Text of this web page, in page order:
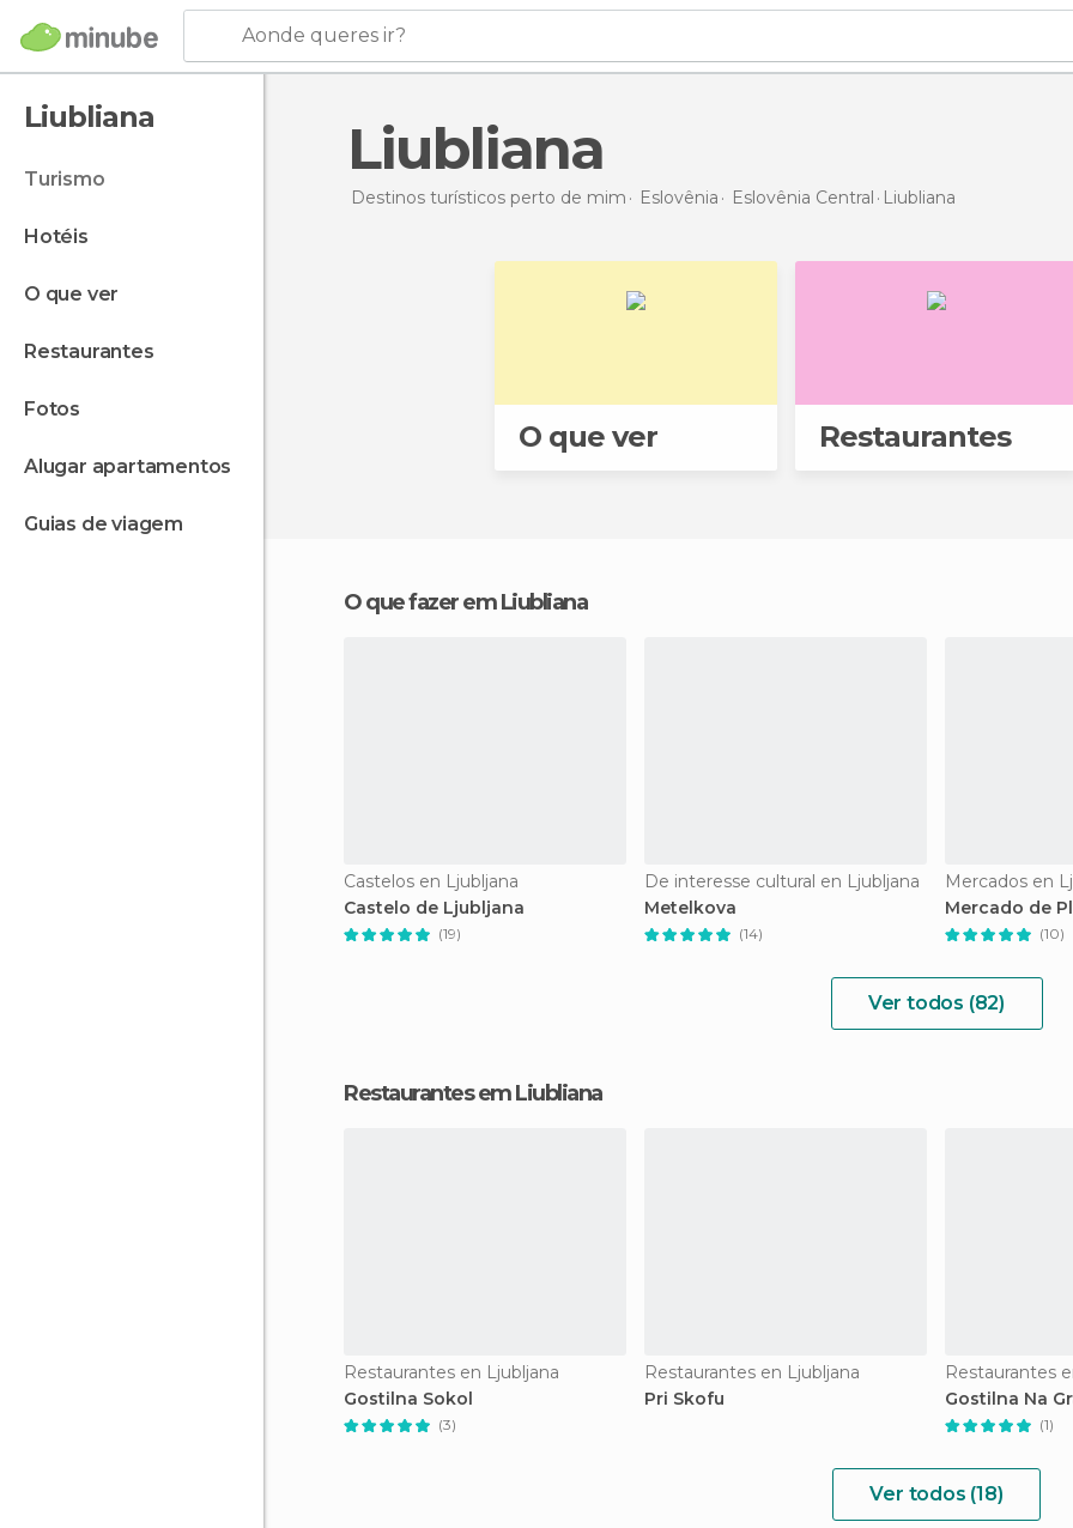
Aonde queres ir?
Liubliana
turismo
hotéis
o que ver
restaurantes
fotos
alugar apartamentos
guias de viagem
Liubliana
Destinos turísticos perto de mim Eslovênia Eslovênia Central Liubliana
O que ver Restaurantes
O que fazer em Liubliana
Castelos en Ljubljana
Castelo de Ljubljana
(19)
De interesse cultural en Ljubljana
Metelkova
(14)
Mercados en
Mercado de
(10)
Ver todos (82)
Restaurantes em Liubliana
Restaurantes en Ljubljana
Gostilna Sokol
(3)
Restaurantes en Ljubljana
Pri Skofu
Restaurantes
Gostilna Na
(1)
Ver todos (18)